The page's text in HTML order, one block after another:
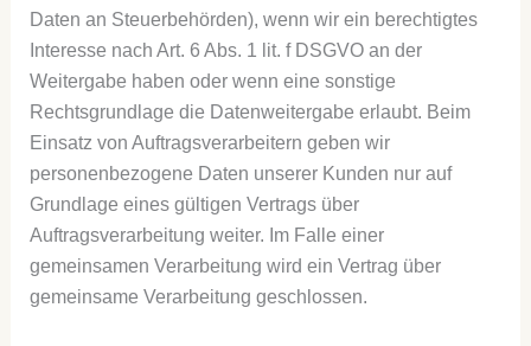
Daten an Steuerbehörden), wenn wir ein berechtigtes
Interesse nach Art. 6 Abs. 1 lit. f DSGVO an der
Weitergabe haben oder wenn eine sonstige
Rechtsgrundlage die Datenweitergabe erlaubt. Beim
Einsatz von Auftragsverarbeitern geben wir
personenbezogene Daten unserer Kunden nur auf
Grundlage eines gültigen Vertrags über
Auftragsverarbeitung weiter. Im Falle einer
gemeinsamen Verarbeitung wird ein Vertrag über
gemeinsame Verarbeitung geschlossen.